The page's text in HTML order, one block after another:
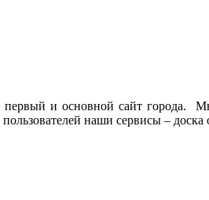
и основной сайт города.
наши сервисы –